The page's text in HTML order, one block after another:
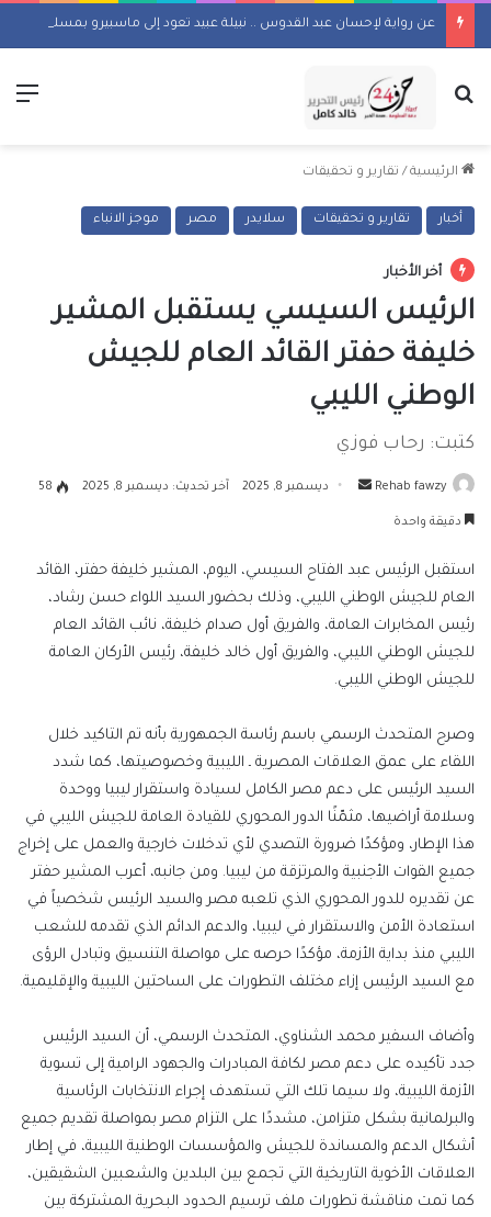
عن رواية لإحسان عبد القدوس .. نبيلة عبيد تعود إلى ماسبيرو بمسلسل إذاعي
بحث عن
الرئيسية / تقارير و تحقيقات
أخبار تقارير و تحقيقات سلايدر مصر موجز الانباء
أخر الأخبار
الرئيس السيسي يستقبل المشير
خليفة حفتر القائد العام للجيش
الوطني الليبي
كتبت: رحاب فوزي
Rehab fawzy
أرسل ديسمبر 8, 2025 آخر تحديث: ديسمبر 8, 2025 58
دقيقة واحدة
استقبل الرئيس عبد الفتاح السيسي، اليوم، المشير خليفة حفتر، القائد
العام للجيش الوطني الليبي، وذلك بحضور السيد اللواء حسن رشاد،
رئيس المخابرات العامة، والفريق أول صدام خليفة، نائب القائد العام
للجيش الوطني الليبي، والفريق أول خالد خليفة، رئيس الأركان العامة
للجيش الوطني الليبي.
وصرح المتحدث الرسمي باسم رئاسة الجمهورية بأنه تم التاكيد خلال
اللقاء على عمق العلاقات المصرية ـ الليبية وخصوصيتها، كما شدد
السيد الرئيس على دعم مصر الكامل لسيادة واستقرار ليبيا ووحدة
وسلامة أراضيها، مثمّنًا الدور المحوري للقيادة العامة للجيش الليبي في
هذا الإطار، ومؤكدًا ضرورة التصدي لأي تدخلات خارجية والعمل على إخراج
جميع القوات الأجنبية والمرتزقة من ليبيا. ومن جانبه، أعرب المشير حفتر
عن تقديره للدور المحوري الذي تلعبه مصر والسيد الرئيس شخصياً في
استعادة الأمن والاستقرار في ليبيا، والدعم الدائم الذي تقدمه للشعب
الليبي منذ بداية الأزمة، مؤكدًا حرصه على مواصلة التنسيق وتبادل الرؤى
مع السيد الرئيس إزاء مختلف التطورات على الساحتين الليبية والإقليمية.
وأضاف السفير محمد الشناوي، المتحدث الرسمي، أن السيد الرئيس
جدد تأكيده على دعم مصر لكافة المبادرات والجهود الرامية إلى تسوية
الأزمة الليبية، ولا سيما تلك التي تستهدف إجراء الانتخابات الرئاسية
والبرلمانية بشكل متزامن، مشددًا على التزام مصر بمواصلة تقديم جميع
أشكال الدعم والمساندة للجيش والمؤسسات الوطنية الليبية، في إطار
العلاقات الأخوية التاريخية التي تجمع بين البلدين والشعبين الشقيقين،
كما تمت مناقشة تطورات ملف ترسيم الحدود البحرية المشتركة بين